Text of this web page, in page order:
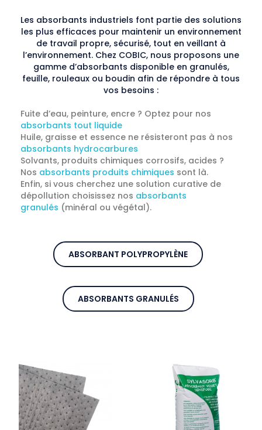
Les absorbants industriels font partie des solutions
les plus efficaces pour maintenir un environnement
de travail propre, sécurisé, tout en veillant à
l’environnement. Chez COBIC, nous proposons une
gamme d’absorbants disponible en granulés,
feuille, rouleaux ou boudin afin de répondre à tous
vos besoins :
Fuite d’eau, peinture, encre ? Optez pour nos
absorbants tout liquide
Huile, graisse et essence ne résisteront pas à nos
absorbants hydrocarbures
Solvants, produits chimiques corrosifs, acides ?
Nos absorbants produits chimiques sont là.
Enfin, si vous cherchez une solution curative de
dépollution choisissez nos absorbants
granulés (minéral ou végétal).
ABSORBANT POLYPROPYLÈNE
ABSORBANTS GRANULÉS